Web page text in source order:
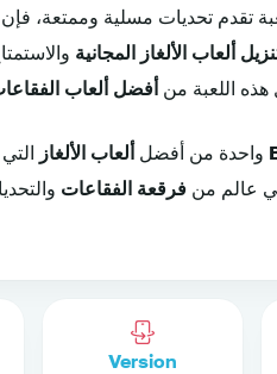
تقدم تحديات مسلية وممتعة، فإن
ألعاب الألغاز المجانية
هذه اللعبة من أفضل ألعاب
واحدة من أفضل ألعاب الألغاز
في عالم من فرقعة الفقاعات
Version